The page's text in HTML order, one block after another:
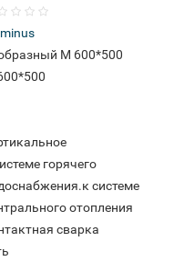
М 600*500
горячего
системе
отопления
сварка